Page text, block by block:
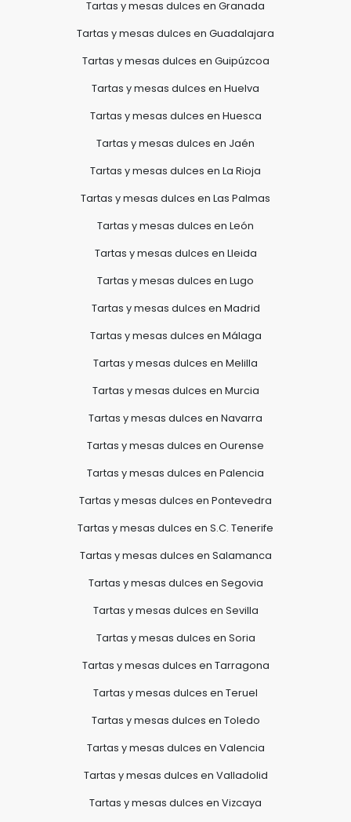
Tartas y mesas dulces en Granada
Tartas y mesas dulces en Guadalajara
Tartas y mesas dulces en Guipúzcoa
Tartas y mesas dulces en Huelva
Tartas y mesas dulces en Huesca
Tartas y mesas dulces en Jaén
Tartas y mesas dulces en La Rioja
Tartas y mesas dulces en Las Palmas
Tartas y mesas dulces en León
Tartas y mesas dulces en Lleida
Tartas y mesas dulces en Lugo
Tartas y mesas dulces en Madrid
Tartas y mesas dulces en Málaga
Tartas y mesas dulces en Melilla
Tartas y mesas dulces en Murcia
Tartas y mesas dulces en Navarra
Tartas y mesas dulces en Ourense
Tartas y mesas dulces en Palencia
Tartas y mesas dulces en Pontevedra
Tartas y mesas dulces en S.C. Tenerife
Tartas y mesas dulces en Salamanca
Tartas y mesas dulces en Segovia
Tartas y mesas dulces en Sevilla
Tartas y mesas dulces en Soria
Tartas y mesas dulces en Tarragona
Tartas y mesas dulces en Teruel
Tartas y mesas dulces en Toledo
Tartas y mesas dulces en Valencia
Tartas y mesas dulces en Valladolid
Tartas y mesas dulces en Vizcaya